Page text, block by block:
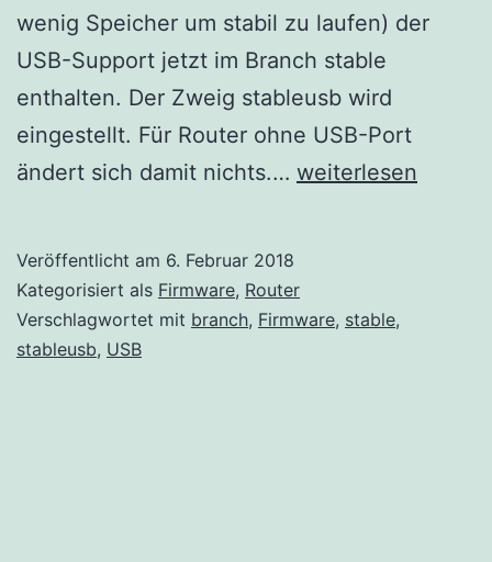
wenig Speicher um stabil zu laufen) der
USB-Support jetzt im Branch stable
enthalten. Der Zweig stableusb wird
eingestellt. Für Router ohne USB-Port
ändert sich damit nichts.… Neue
weiterlesen
Veröffentlicht am 6. Februar 2018
Kategorisiert als Firmware, Router
Verschlagwortet mit branch, Firmware, stable,
stableusb, USB